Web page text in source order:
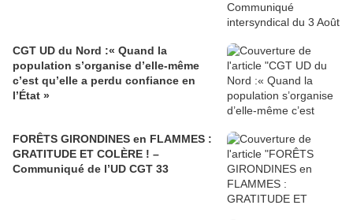
CGT UD du Nord :« Quand la
population s’organise d’elle-même
c’est qu’elle a perdu confiance en
l’État »
FORÊTS GIRONDINES en FLAMMES :
GRATITUDE ET COLÈRE ! –
Communiqué de l’UD CGT 33